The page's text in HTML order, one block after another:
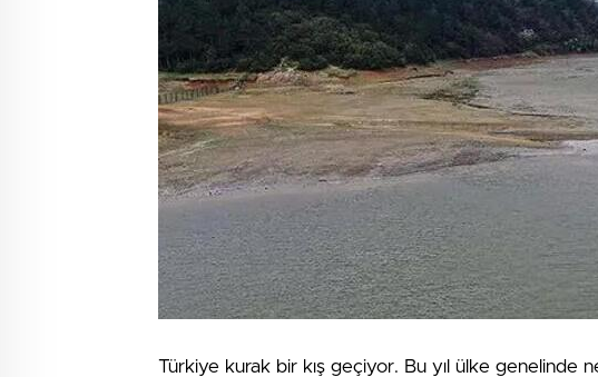
Türkiye kurak bir kış geçiyor. Bu yıl ülke genelinde